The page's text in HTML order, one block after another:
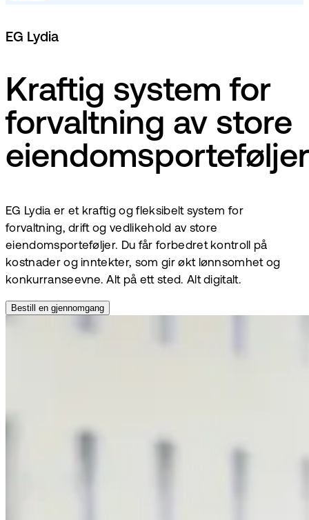
EG Lydia
Kraftig system for
forvaltning av store
eiendomsporteføljer
EG Lydia er et kraftig og fleksibelt system for
forvaltning, drift og vedlikehold av store
eiendomsporteføljer. Du får forbedret kontroll på
kostnader og inntekter, som gir økt lønnsomhet og
konkurranseevne. Alt på ett sted. Alt digitalt.
Bestill en gjennomgang